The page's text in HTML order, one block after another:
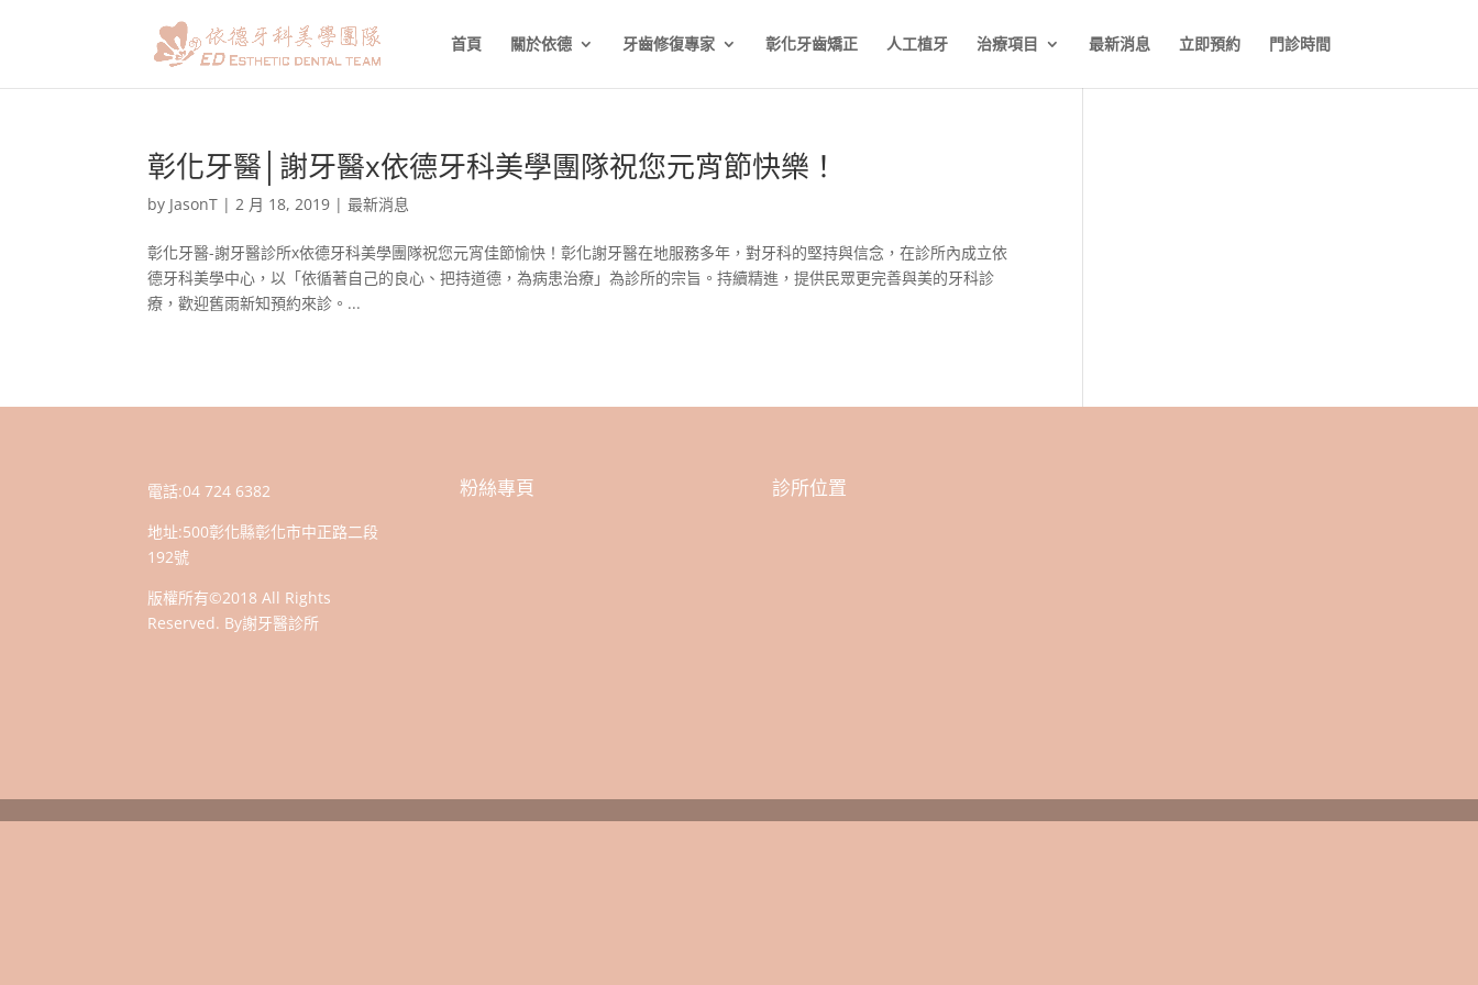
首頁 關於依德 牙齒修復專家 彰化牙齒矯正 人工植牙 治療項目 最新消息 立即預約 門診時間
彰化牙醫│謝牙醫x依德牙科美學團隊祝您元宵節快樂！
by JasonT |2 月 18, 2019 |最新消息
彰化牙醫-謝牙醫診所x依德牙科美學團隊祝您元宵佳節愉快！彰化謝牙醫在地服務多年，對牙科的堅持與信念，在診所內成立依
德牙科美學中心，以「依循著自己的良心、把持道德，為病患治療」為診所的宗旨。持續精進，提供民眾更完善與美的牙科診
療，歡迎舊雨新知預約來診。...
電話:04 724 6382
地址:500彰化縣彰化市中正路二段
192號
版權所有©2018 All Rights
Reserved. By謝牙醫診所
粉絲專頁 診所位置